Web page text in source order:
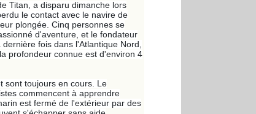
Titan, a disparu dimanche lors
le contact avec le navire de
plongée. Cinq personnes se
d'aventure, et le fondateur
fois dans l'Atlantique Nord,
profondeur connue est d'environ 4
sont toujours en cours. Le
commencent à apprendre
est fermé de l'extérieur par des